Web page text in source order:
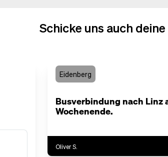
Schicke uns auch
Eidenberg
Busverbindung nach Linz
Wochenende.
Oliver S.